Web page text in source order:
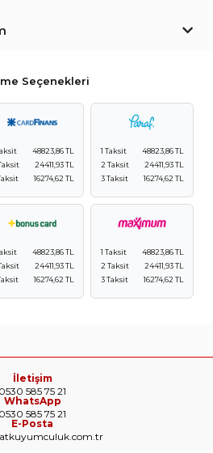
Seçenekleri
48823,86 TL
24411,93 TL
16274,62 TL
1 Taksit
48823,86 TL
2 Taksit
24411,93 TL
3 Taksit
16274,62 TL
48823,86 TL
24411,93 TL
16274,62 TL
1 Taksit
48823,86 TL
2 Taksit
24411,93 TL
3 Taksit
16274,62 TL
İletişim
0530 585 75 21
WhatsApp
0530 585 75 21
E-Posta